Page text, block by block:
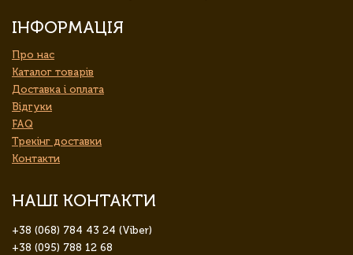
ІНФОРМАЦІЯ
Про нас
Каталог товарів
Доставка і оплата
Відгуки
FAQ
Трекінг доставки
Контакти
НАШІ КОНТАКТИ
+38 (068) 784 43 24 (Viber)
+38 (095) 788 12 68